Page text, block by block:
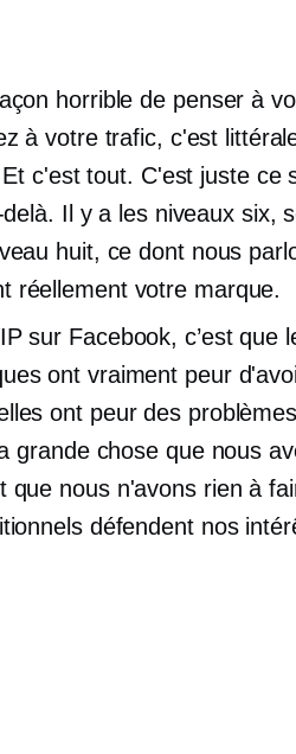
horrible de penser à
à votre trafic, c'est
c'est tout. C'est juste ce
Il y a les niveaux six,
huit, ce dont nous
réellement votre marque.
sur Facebook, c’est que
ont vraiment peur
ont peur des
grande chose que nous
que nous n'avons rien à
défendent nos